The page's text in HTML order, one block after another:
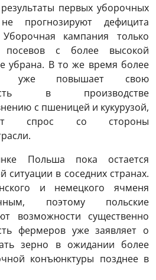
первых уборочных
прогнозируют дефицита
кампания только
посевов с более высокой
убрана. В то же время более
уже повышает свою
в производстве
с пшеницей и кукурузой,
спрос со стороны
Польша пока остается
ситуации в соседних странах.
и немецкого ячменя
поэтому польские
возможности существенно
фермеров уже заявляет о
зерно в ожидании более
конъюнктуры позднее в